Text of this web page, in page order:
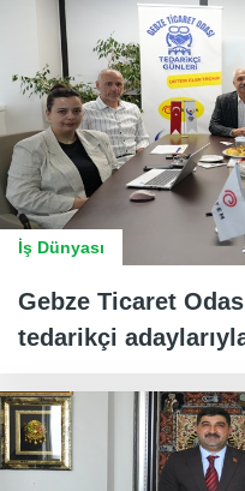
İş Dünyası
Gebze Ticaret
tedarikçi